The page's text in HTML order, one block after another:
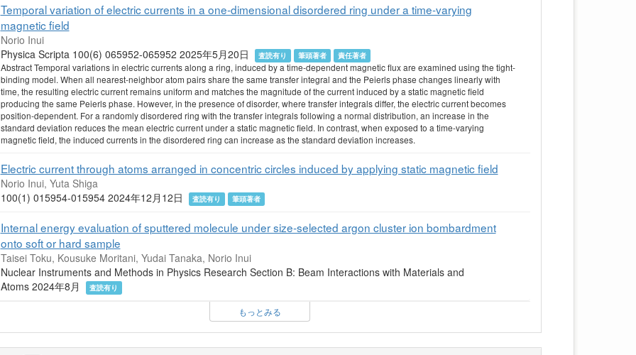
Temporal variation of electric currents in a one-dimensional disordered ring under a time-varying
magnetic field
Norio Inui
Physica Scripta 100(6) 065952-065952 2025年5月20日
査読有り 筆頭著者 責任著者
Abstract Temporal variations in electric currents along a ring, induced by a time-dependent magnetic flux are examined using the tight-
binding model. When all nearest-neighbor atom pairs share the same transfer integral and the Peierls phase changes linearly with
time, the resulting electric current remains uniform and matches the magnitude of the current induced by a static magnetic field
producing the same Peierls phase. However, in the presence of disorder, where transfer integrals differ, the electric current becomes
position-dependent. For a randomly disordered ring with the transfer integrals following a normal distribution, an increase in the
standard deviation reduces the mean electric current under a static magnetic field. In contrast, when exposed to a time-varying
magnetic field, the induced currents in the disordered ring can increase as the standard deviation increases.
Electric current through atoms arranged in concentric circles induced by applying static magnetic field
Norio Inui, Yuta Shiga
100(1) 015954-015954 2024年12月12日
査読有り 筆頭著者
Internal energy evaluation of sputtered molecule under size-selected argon cluster ion bombardment
onto soft or hard sample
Taisei Toku, Kousuke Moritani, Yudai Tanaka, Norio Inui
Nuclear Instruments and Methods in Physics Research Section B: Beam Interactions with Materials and
Atoms 2024年8月
査読有り
もっとみる